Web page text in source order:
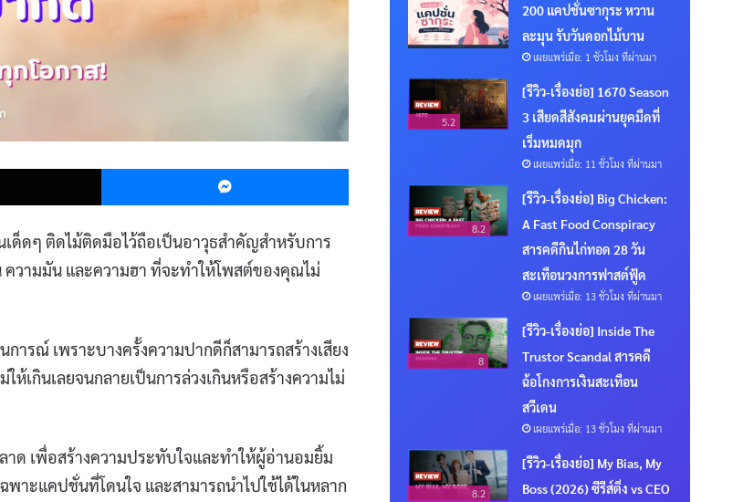
X Messenger
ด็ดๆ ติดไม้ติดมือไว้ถือเป็นอาวุธสำคัญสำหรับการ
วามมัน และความฮา ที่จะทำให้โพสต์ของคุณไม่
ารณ์ เพราะบางครั้งความปากดีก็สามารถสร้างเสียง
เกินเลยจนกลายเป็นการล่วงเกินหรือสร้างความไม่
ด เพื่อสร้างความประทับใจและทำให้ผู้อ่านอมยิ้ม
าะแคปชั่นที่โดนใจ และสามารถนำไปใช้ได้ในหลาก
200 แคปชั่นซากุระ หวาน
ละมุน รับวันดอกไม้บาน
เผยแพร่เมื่อ: 1 ชั่วโมง ที่ผ่านมา
5.2
[รีวิว-เรื่องย่อ] 1670 Season
3 เสียดสีสังคมผ่านยุคมืดที่
เริ่มหมดมุก
เผยแพร่เมื่อ: 11 ชั่วโมง ที่ผ่านมา
8.2
[รีวิว-เรื่องย่อ] Big Chicken:
A Fast Food Conspiracy
สารคดีกินไก่ทอด 28 วัน
สะเทือนวงการฟาสต์ฟู้ด
เผยแพร่เมื่อ: 13 ชั่วโมง ที่ผ่านมา
8
[รีวิว-เรื่องย่อ] Inside The
Trustor Scandal สารคดี
ฉ้อโกงการเงินสะเทือน
สวีเดน
เผยแพร่เมื่อ: 13 ชั่วโมง ที่ผ่านมา
8.2
[รีวิว-เรื่องย่อ] My Bias, My
Boss (2026) ซีรีส์ติ่ง vs CEO